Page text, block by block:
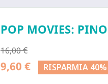
POP MOVIES:
16,00 €
9,60 € RISPARMIA 40%